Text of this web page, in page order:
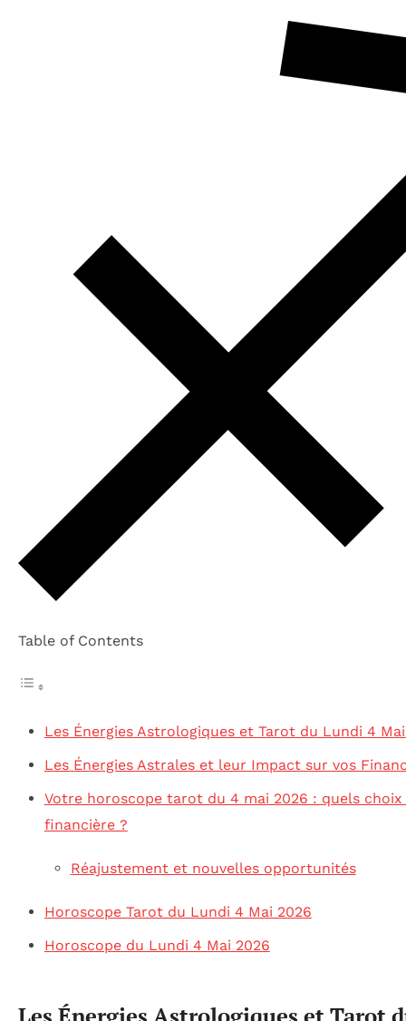
Table of Contents
Les Énergies Astrologiques et Tarot du Lundi 4
Les Énergies Astrales et leur Impact sur vos
Votre horoscope tarot du 4 mai 2026 : quels
financière ?
Réajustement et nouvelles opportunités
Horoscope Tarot du Lundi 4 Mai 2026
Horoscope du Lundi 4 Mai 2026